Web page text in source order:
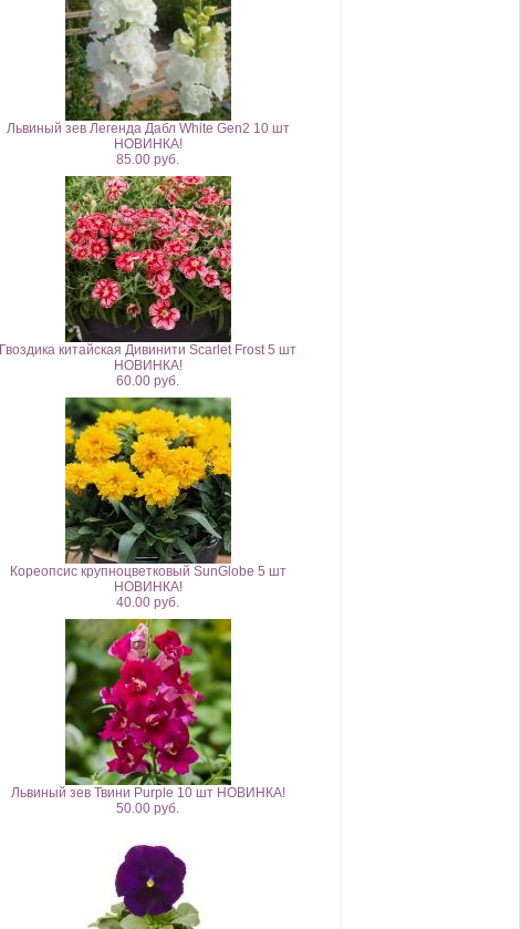
Львиный зев Легенда Дабл White Gen2 10 шт
НОВИНКА!
85.00 руб.
Гвоздика китайская Дивинити Scarlet Frost 5 шт
НОВИНКА!
60.00 руб.
Кореопсис крупноцветковый SunGlobe 5 шт
НОВИНКА!
40.00 руб.
Львиный зев Твини Purple 10 шт НОВИНКА!
50.00 руб.